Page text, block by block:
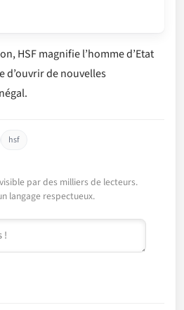
HSF magnifie l’homme d’Etat
d’ouvrir de nouvelles
hsf
par des milliers de lecteurs.
langage respectueux.